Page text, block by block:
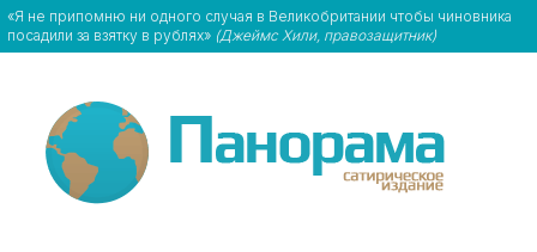
«Я не припомню ни одного случая в Великобритании чтобы чиновника
посадили за взятку в рублях» (Джеймс Хили, правозащитник)